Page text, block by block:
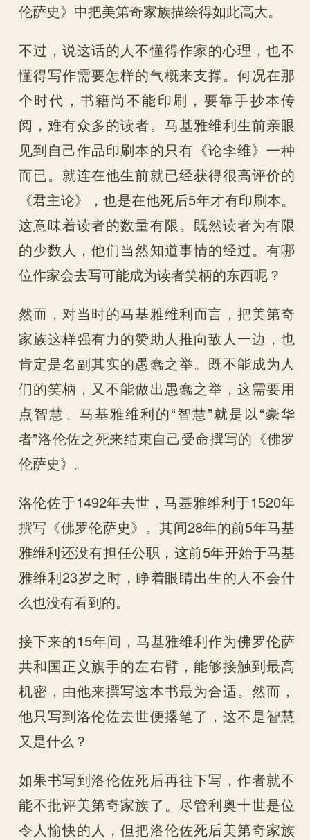
伦萨史》中把美第奇家族描绘得如此高大。
不过，说这话的人不懂得作家的心理，也不
懂得写作需要怎样的气概来支撑。何况在那
个时代，书籍尚不能印刷，要靠手抄本传
阅，难有众多的读者。马基雅维利生前亲眼
见到自己作品印刷本的只有《论李维》一种
而已。就连在他生前就已经获得很高评价的
《君主论》，也是在他死后5年才有印刷本。
这意味着读者的数量有限。既然读者为有限
的少数人，他们当然知道事情的经过。有哪
位作家会去写可能成为读者笑柄的东西呢？
然而，对当时的马基雅维利而言，把美第奇
家族这样强有力的赞助人推向敌人一边，也
肯定是名副其实的愚蠢之举。既不能成为人
们的笑柄，又不能做出愚蠢之举，这需要用
点智慧。马基雅维利的“智慧”就是以“豪华
者”洛伦佐之死来结束自己受命撰写的《佛罗
伦萨史》。
洛伦佐于1492年去世，马基雅维利于1520年
撰写《佛罗伦萨史》。其间28年的前5年马基
雅维利还没有担任公职，这前5年开始于马基
雅维利23岁之时，睁着眼睛出生的人不会什
么也没有看到的。
接下来的15年间，马基雅维利作为佛罗伦萨
共和国正义旗手的左右臂，能够接触到最高
机密，由他来撰写这本书最为合适。然而，
他只写到洛伦佐去世便撂笔了，这不是智慧
又是什么？
如果书写到洛伦佐死后再往下写，作者就不
能不批评美第奇家族了。尽管利奥十世是位
令人愉快的人，但把洛伦佐死后美第奇家族